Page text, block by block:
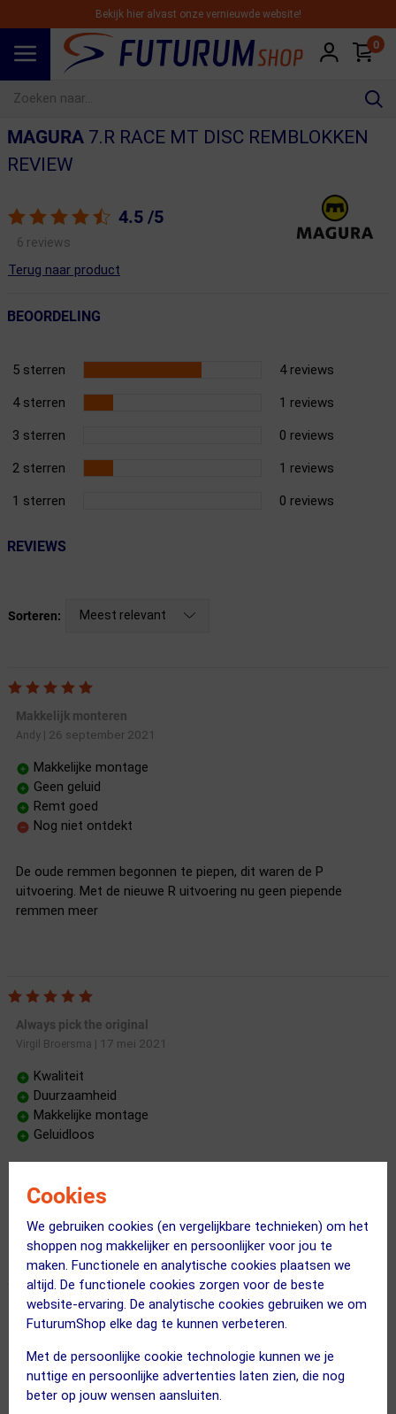
Cookies
We gebruiken cookies (en vergelijkbare technieken) om het
shoppen nog makkelijker en persoonlijker voor jou te
maken. Functionele en analytische cookies plaatsen we
altijd. De functionele cookies zorgen voor de beste
website-ervaring. De analytische cookies gebruiken we om
FuturumShop elke dag te kunnen verbeteren.
Met de persoonlijke cookie technologie kunnen we je
nuttige en persoonlijke advertenties laten zien, die nog
beter op jouw wensen aansluiten.
Bekijk hier alvast onze vernieuwde website!
0
MAGURA7.R RACE MT DISC REMBLOKKEN
REVIEW
4.5 /5
6 reviews
Terug naar product
BEOORDELING
5 sterren 4 reviews
4 sterren 1 reviews
3 sterren 0 reviews
2 sterren 1 reviews
1 sterren 0 reviews
REVIEWS
Sorteren: Meest relevant
Makkelijk monteren
Andy| 26 september 2021
Makkelijke montage
Geen geluid
Remt goed
Nog niet ontdekt
De oude remmen begonnen te piepen, dit waren de P
uitvoering. Met de nieuwe R uitvoering nu geen piepende
remmen meer
Always pick the original
Virgil Broersma 17 mei 2021
Kwaliteit
Duurzaamheid
Makkelijke montage
Geluidloos
replica's geprobeerd maar ze bleven maar piepen.
Originele kwaliteit blijft super !
|07 augustus 2023
Eenvoudige montage
Krachtige rem
Nog niet gevonden